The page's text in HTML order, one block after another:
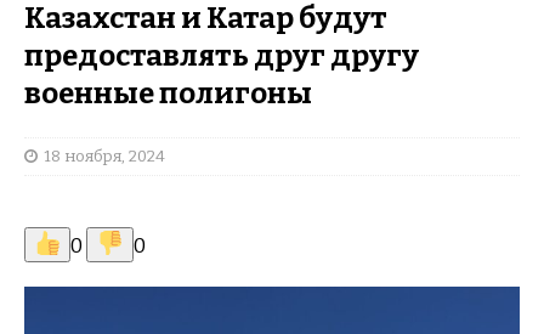
Казахстан и Катар будут
предоставлять друг другу
военные полигоны
18 ноября, 2024
0 0